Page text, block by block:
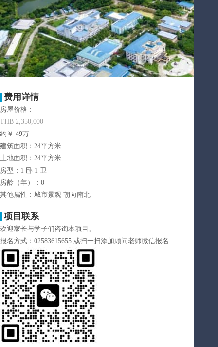
费用详情
房屋价格：
THB 2,350,000
约￥ 49万
建筑面积：24平方米
土地面积：24平方米
房型：1 卧 1 卫
房龄（年）：0
其他属性：城市景观 朝向南北
项目联系
欢迎家长与学子们咨询本项目。
报名方式：02583615655 或扫一扫添加顾问老师微信报名